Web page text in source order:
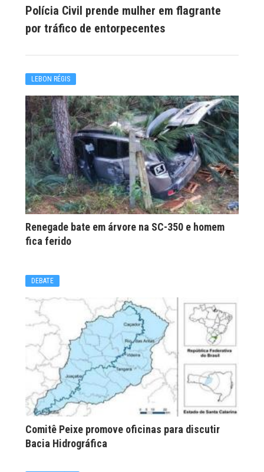
Polícia Civil prende mulher em flagrante
por tráfico de entorpecentes
LEBON RÉGIS
Renegade bate em árvore na SC-350 e homem
fica ferido
DEBATE
Comitê Peixe promove oficinas para discutir
Bacia Hidrográfica